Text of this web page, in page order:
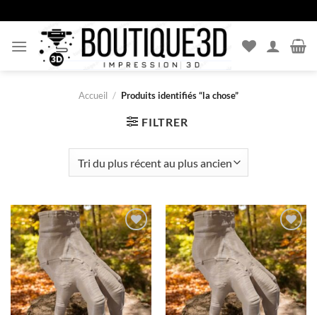
au
contenu
Accueil / Produits identifiés “la chose”
FILTRER
Ajouter
à la liste
d’envies
Ajouter
à la liste
d’envies